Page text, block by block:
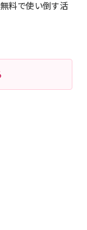
料で使い倒す活